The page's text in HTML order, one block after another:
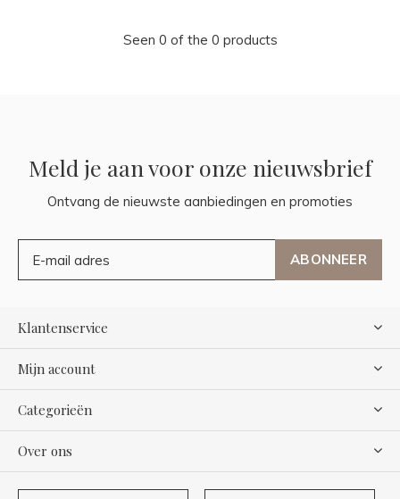
Seen 0 of the 0 products
Meld je aan voor onze nieuwsbrief
Ontvang de nieuwste aanbiedingen en promoties
ABONNEER
Klantenservice
Mijn account
Categorieën
Over ons